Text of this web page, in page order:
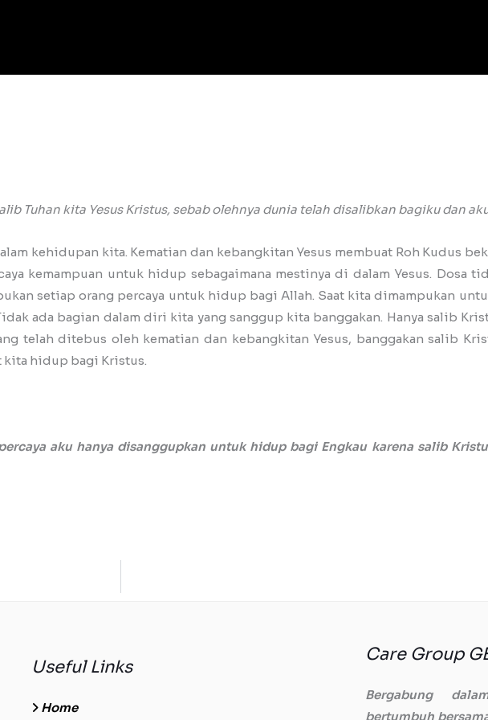
Tuhan kita Yesus Kristus, sebab olehnya dunia telah disalibkan bagiku dan
kehidupan kita. Kematian dan kebangkitan Yesus membuat Roh Kudus
kemampuan untuk hidup sebagaimana mestinya di dalam Yesus. Dosa
setiap orang percaya untuk hidup bagi Allah. Saat kita dimampukan
ada bagian dalam diri kita yang sanggup kita banggakan. Hanya salib
telah ditebus oleh kematian dan kebangkitan Yesus, banggakan salib
kita hidup bagi Kristus.
aku hanya disanggupkan untuk hidup bagi Engkau karena salib
Useful Links
Home
Care Group
Bergabung
bertumbuh